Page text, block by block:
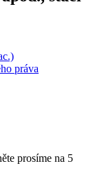
práva
prosíme na 5